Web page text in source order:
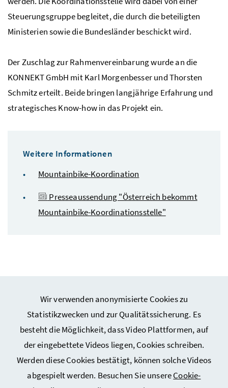
Wir verwenden anonymisierte Cookies zu
Statistikzwecken und zur Qualitätssicherung. Es
besteht die Möglichkeit, dass Video Plattformen, auf
der eingebettete Videos liegen, Cookies schreiben.
Werden diese Cookies bestätigt, können solche Videos
abgespielt werden. Besuchen Sie unsereCookie-
Steuerungsgruppe begleitet, die durch die beteiligten
Ministerien sowie die Bundesländer beschickt wird.
Der Zuschlag zur Rahmenvereinbarung wurde an die
KONNEKT GmbH mit Karl Morgenbesser und Thorsten
Schmitz erteilt. Beide bringen langjährige Erfahrung und
strategisches Know-how in das Projekt ein.
Weitere Informationen
Mountainbike-Koordination
Presseaussendung "Österreich bekommt
Mountainbike-Koordinationsstelle"
Webseiten Kunst und Kultur
Webseiten Sport
Service